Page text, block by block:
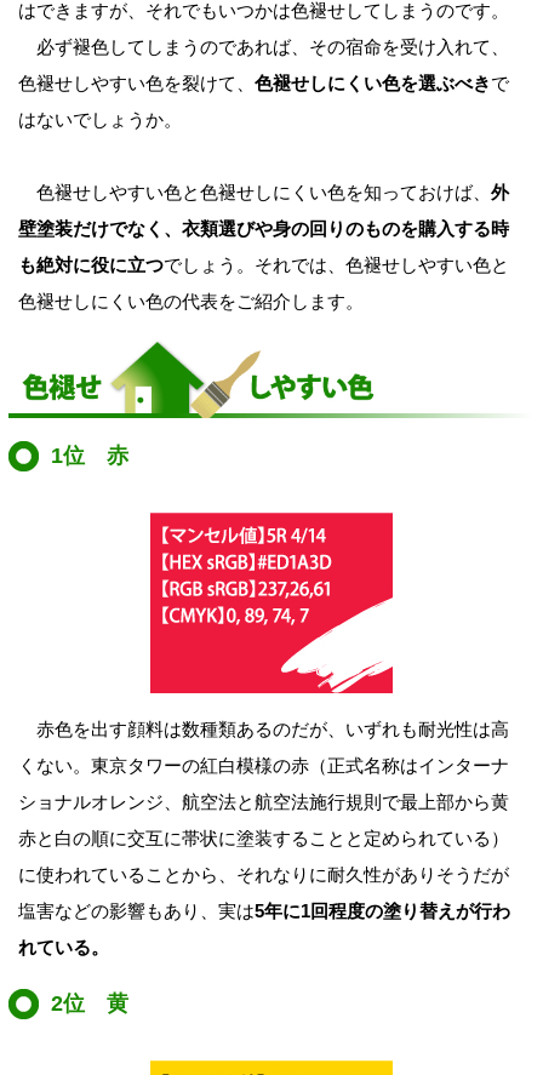
はできますが、それでもいつかは色褪せしてしまうのです。
必ず褪色してしまうのであれば、その宿命を受け入れて、
色褪せしやすい色を裂けて、 色褪せしにくい色を選ぶべきで
はないでしょうか。
色褪せしやすい色と色褪せしにくい色を知っておけば、 外
壁塗装だけでなく、衣類選びや身の回りのものを購入する時
も絶対に役に立つでしょう。それでは、色褪せしやすい色と
色褪せしにくい色の代表をご紹介します。
1位 赤
赤色を出す顔料は数種類あるのだが、いずれも耐光性は高
くない。東京タワーの紅白模様の赤（正式名称はインターナ
ショナルオレンジ、航空法と航空法施行規則で最上部から黄
赤と白の順に交互に帯状に塗装することと定められている）
に使われていることから、それなりに耐久性がありそうだが
塩害などの影響もあり、実は5年に1回程度の塗り替えが行わ
れている。
2位 黄